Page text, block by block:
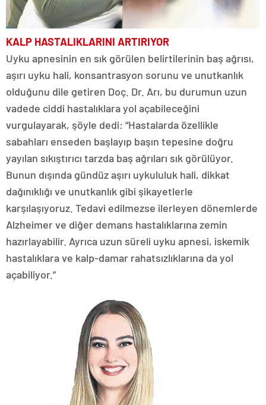
KALP HASTALIKLARINI ARTIRIYOR
Uyku apnesinin en sık görülen belirtilerinin baş ağrısı,
aşırı uyku hali, konsantrasyon sorunu ve unutkanlık
olduğunu dile getiren Doç. Dr. Arı, bu durumun uzun
vadede ciddi hastalıklara yol açabileceğini
vurgulayarak, şöyle dedi: “Hastalarda özellikle
sabahları enseden başlayıp başın tepesine doğru
yayılan sıkıştırıcı tarzda baş ağrıları sık görülüyor.
Bunun dışında gündüz aşırı uykululuk hali, dikkat
dağınıklığı ve unutkanlık gibi şikayetlerle
karşılaşıyoruz. Tedavi edilmezse ilerleyen dönemlerde
Alzheimer ve diğer demans hastalıklarına zemin
hazırlayabilir. Ayrıca uzun süreli uyku apnesi, iskemik
hastalıklara ve kalp-damar rahatsızlıklarına da yol
açabiliyor.”